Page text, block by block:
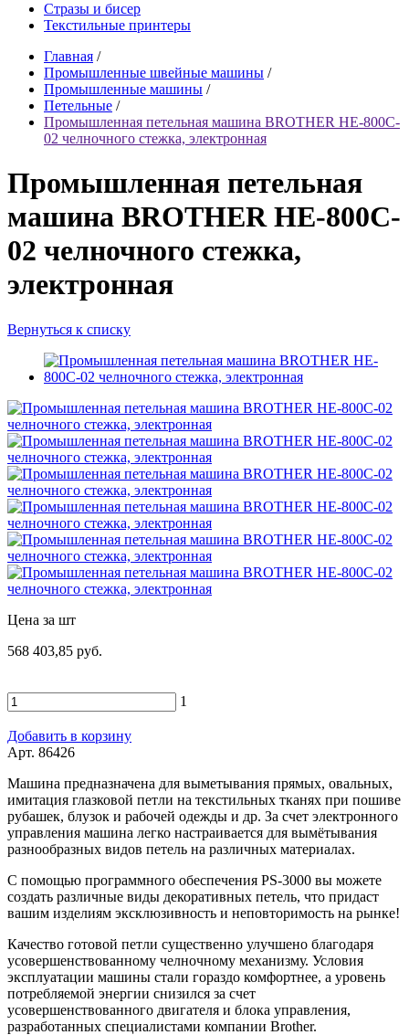
Стразы и бисер
Текстильные принтеры
Главная /
Промышленные швейные машины /
Промышленные машины /
Петельные /
Промышленная петельная машина BROTHER HE-800C-
02 челночного стежка, электронная
Промышленная петельная
машина BROTHER HE-800C-
02 челночного стежка,
электронная
Вернуться к списку
Цена за шт
568 403,85 руб.
1
Добавить в корзину
Арт. 86426
Машина предназначена для выметывания прямых, овальных,
имитация глазковой петли на текстильных тканях при пошиве
рубашек, блузок и рабочей одежды и др. За счет электронного
управления машина легко настраивается для вымётывания
разнообразных видов петель на различных материалах.
С помощью программного обеспечения PS-3000 вы можете
создать различные виды декоративных петель, что придаст
вашим изделиям эксклюзивность и неповторимость на рынке!
Качество готовой петли существенно улучшено благодаря
усовершенствованному челночному механизму. Условия
эксплуатации машины стали гораздо комфортнее, а уровень
потребляемой энергии снизился за счет
усовершенствованного двигателя и блока управления,
разработанных специалистами компании Brother.